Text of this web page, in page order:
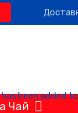
been added
Чай